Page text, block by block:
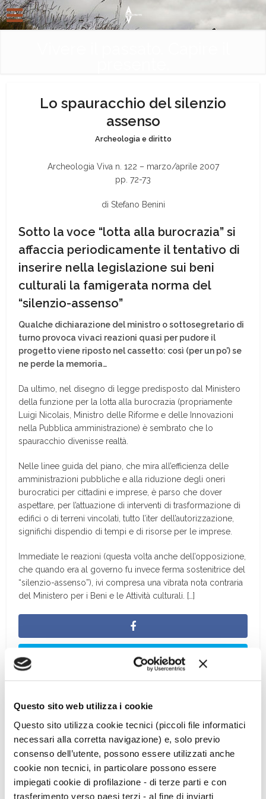
Questo sito web utilizza i cookie
Questo sito utilizza cookie tecnici (piccoli file informatici
necessari alla corretta navigazione) e, solo previo
consenso dell’utente, possono essere utilizzati anche
cookie non tecnici, in particolare possono essere
impiegati cookie di profilazione - di terze parti e con
trasferimento verso paesi terzi - al fine di inviarti
Lo spauracchio del silenzio
assenso
Archeologia e diritto
Archeologia Viva n. 122 – marzo/aprile 2007
pp. 72-73
di Stefano Benini
Sotto la voce “lotta alla burocrazia” si
affaccia periodicamente il tentativo di
inserire nella legislazione sui beni
culturali la famigerata norma del
“silenzio-assenso”
Qualche dichiarazione del ministro o sottosegretario di
turno provoca vivaci reazioni quasi per pudore il
progetto viene riposto nel cassetto: così (per un po’) se
ne perde la memoria…
Da ultimo, nel disegno di legge predisposto dal Ministero
della funzione per la lotta alla burocrazia (propriamente
Luigi Nicolais, Ministro delle Riforme e delle Innovazioni
nella Pubblica amministrazione) è sembrato che lo
spauracchio divenisse realtà.
Nelle linee guida del piano, che mira all’efficienza delle
amministrazioni pubbliche e alla riduzione degli oneri
burocratici per cittadini e imprese, è parso che dover
aspettare, per l’attuazione di interventi di trasformazione di
edifici o di terreni vincolati, tutto l’iter dell’autorizzazione,
significhi dispendio di tempi e di risorse per le imprese.
Immediate le reazioni (questa volta anche dell’opposizione,
che quando era al governo fu invece ferma sostenitrice del
“silenzio-assenso”), ivi compresa una vibrata nota contraria
del Ministero per i Beni e le Attività culturali. […]